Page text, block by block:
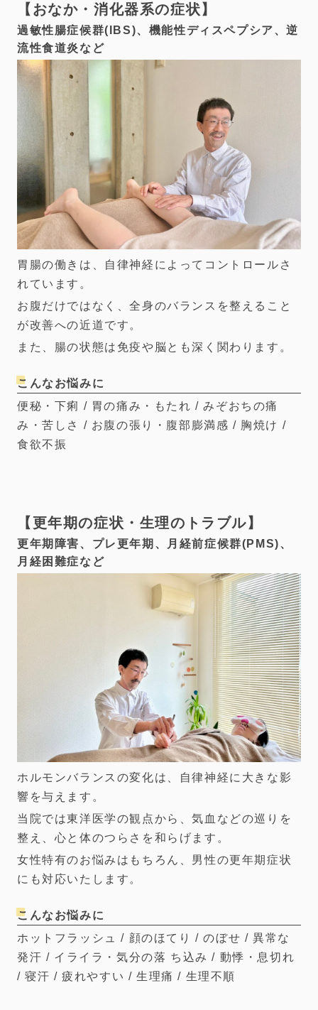
おなか・消化器系の症状
過敏性腸症候群(IBS)、機能性ディスペプシア、逆
流性食道炎など
胃腸の働きは、自律神経によってコントロールさ
れています。
お腹だけではなく、全身のバランスを整えること
が改善への近道です。
また、腸の状態は免疫や脳とも深く関わります。
こんなお悩みに
便秘・下痢 / 胃の痛み・もたれ / みぞおちの痛
み・苦しさ / お腹の張り・腹部膨満感 / 胸焼け /
食欲不振
更年期の症状・生理のトラブル
更年期障害、プレ更年期、月経前症候群(PMS)、
月経困難症など
ホルモンバランスの変化は、自律神経に大きな影
響を与えます。
当院では東洋医学の観点から、気血などの巡りを
整え、心と体のつらさを和らげます。
女性特有のお悩みはもちろん、男性の更年期症状
にも対応いたします。
こんなお悩みに
ホットフラッシュ / 顔のほてり / のぼせ / 異常な
発汗 / イライラ・気分の落 ち込み / 動悸・息切れ
/ 寝汗 / 疲れやすい / 生理痛 / 生理不順